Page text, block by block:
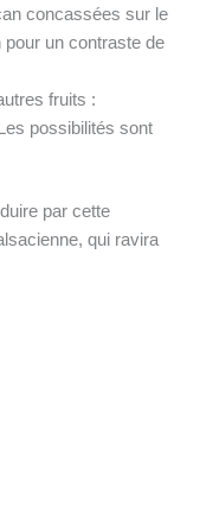
concassées sur le
un contraste de
fruits :
possibilités sont
par cette
qui ravira